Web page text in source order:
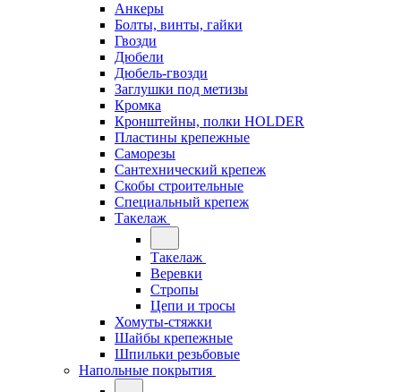
Анкеры
Болты, винты, гайки
Гвозди
Дюбели
Дюбель-гвозди
Заглушки под метизы
Кромка
Кронштейны, полки НОLDER
Пластины крепежные
Саморезы
Сантехнический крепеж
Скобы строительные
Специальный крепеж
Такелаж
Такелаж
Веревки
Стропы
Цепи и тросы
Хомуты-стяжки
Шайбы крепежные
Шпильки резьбовые
Напольные покрытия